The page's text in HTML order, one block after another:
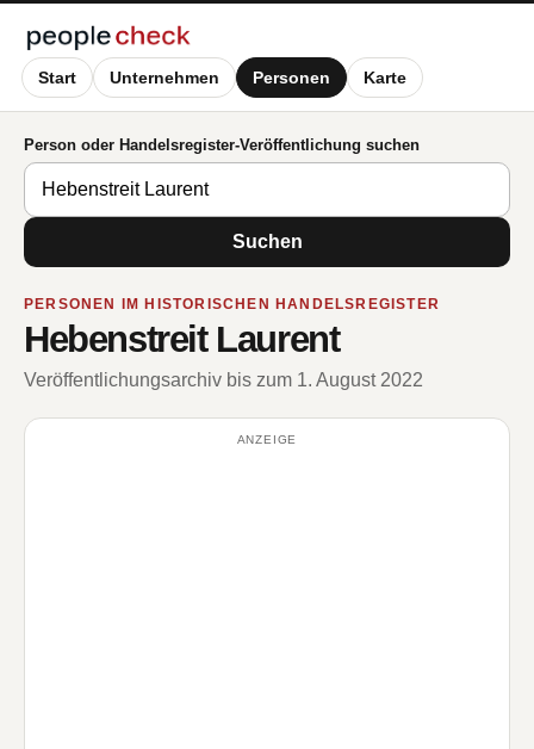
Start Unternehmen Personen Karte
Person oder Handelsregister-Veröffentlichung suchen
Suchen
PERSONEN IM HISTORISCHEN HANDELSREGISTER
Hebenstreit Laurent
Veröffentlichungsarchiv bis zum 1. August 2022
ANZEIGE